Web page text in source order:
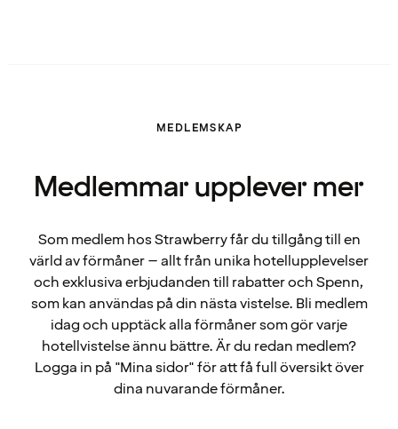
MEDLEMSKAP
Medlemmar upplever mer
Som medlem hos Strawberry får du tillgång till en
värld av förmåner – allt från unika hotellupplevelser
och exklusiva erbjudanden till rabatter och Spenn,
som kan användas på din nästa vistelse. Bli medlem
idag och upptäck alla förmåner som gör varje
hotellvistelse ännu bättre. Är du redan medlem?
Logga in på "Mina sidor" för att få full översikt över
dina nuvarande förmåner.